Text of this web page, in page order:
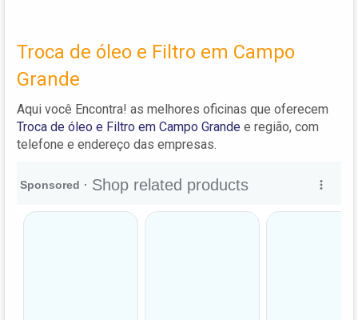
Troca de óleo e Filtro em Campo
Grande
Aqui você Encontra! as melhores oficinas que oferecem
Troca de óleo e Filtro em Campo Grande e região, com
telefone e endereço das empresas.